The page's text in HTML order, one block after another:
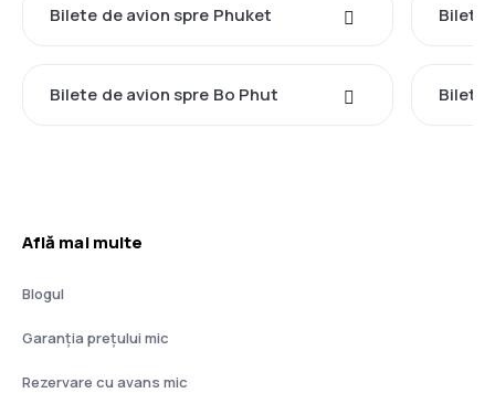
Bilete de avion spre Phuket Bilete
Bilete de avion spre Bo Phut Bilete
Află mai multe
Blogul
Garanția prețului mic
Rezervare cu avans mic